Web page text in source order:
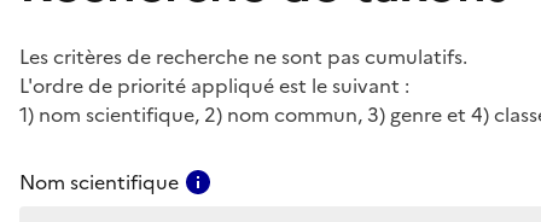
Les critères de recherche ne sont pas cumulatifs.
L'ordre de priorité appliqué est le suivant :
1) nom scientifique, 2) nom commun, 3) genre et 4)
Nom scientifique